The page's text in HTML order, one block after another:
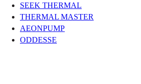
SEEK THERMAL
THERMAL MASTER
AEONPUMP
ODDESSE